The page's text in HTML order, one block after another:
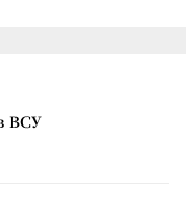
ВСУ